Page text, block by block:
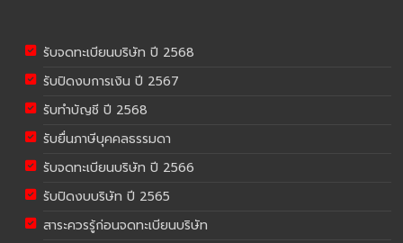
รับจดทะเบียนบริษัท ปี 2568
รับปิดงบการเงิน ปี 2567
รับทำบัญชี ปี 2568
รับยื่นภาษีบุคคลธรรมดา
รับจดทะเบียนบริษัท ปี 2566
รับปิดงบบริษัท ปี 2565
สาระควรรู้ก่อนจดทะเบียนบริษัท